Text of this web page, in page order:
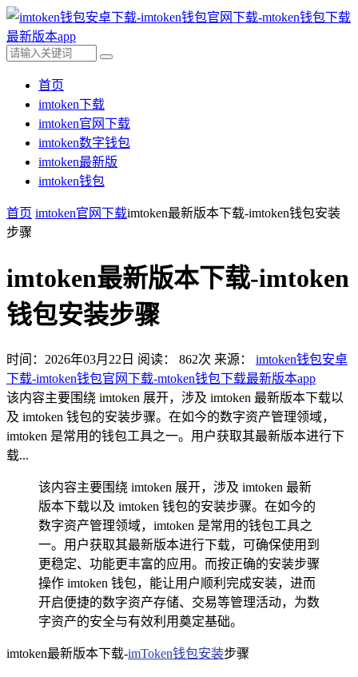
首页
imtoken下载
imtoken官网下载
imtoken数字钱包
imtoken最新版
imtoken钱包
首页 imtoken官网下载imtoken最新版本下载-imtoken钱包安装
步骤
imtoken最新版本下载-imtoken
钱包安装步骤
时间：2026年03月22日 阅读： 862次 来源： imtoken钱包安卓
下载-imtoken钱包官网下载-mtoken钱包下载最新版本app
该内容主要围绕 imtoken 展开，涉及 imtoken 最新版本下载以
及 imtoken 钱包的安装步骤。在如今的数字资产管理领域，
imtoken 是常用的钱包工具之一。用户获取其最新版本进行下
载...
该内容主要围绕 imtoken 展开，涉及 imtoken 最新
版本下载以及 imtoken 钱包的安装步骤。在如今的
数字资产管理领域，imtoken 是常用的钱包工具之
一。用户获取其最新版本进行下载，可确保使用到
更稳定、功能更丰富的应用。而按正确的安装步骤
操作 imtoken 钱包，能让用户顺利完成安装，进而
开启便捷的数字资产存储、交易等管理活动，为数
字资产的安全与有效利用奠定基础。
imtoken最新版本下载-imToken钱包安装步骤